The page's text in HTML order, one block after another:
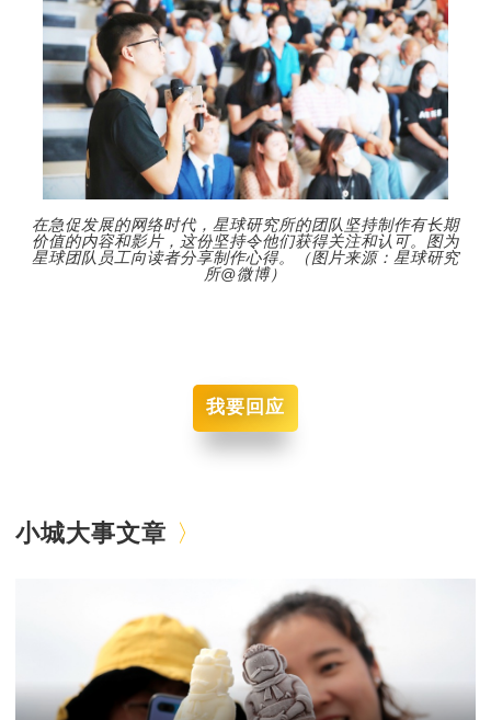
在急促发展的网络时代，星球研究所的团队坚持制作有长期
价值的内容和影片，这份坚持令他们获得关注和认可。图为
星球团队员工向读者分享制作心得。（图片来源：星球研究
所@微博）
我要回应
小城大事文章